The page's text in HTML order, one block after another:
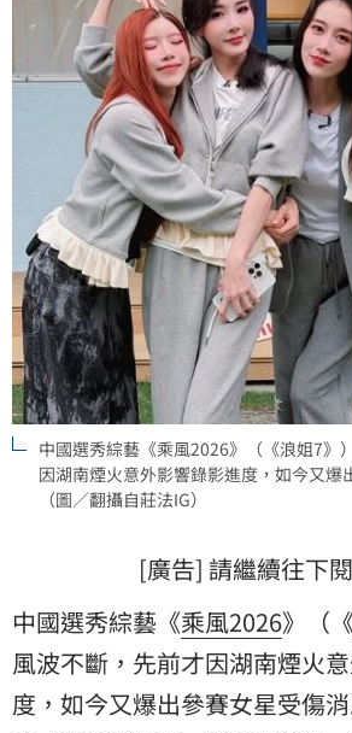
中國選秀綜藝《乘風2026》（《浪姐7》
因湖南煙火意外影響錄影進度，如今又爆
（圖／翻攝自莊法IG）
[廣告] 請繼續往下
中國選秀綜藝《乘風2026》（《
風波不斷，先前才因湖南煙火
度，如今又爆出參賽女星受傷